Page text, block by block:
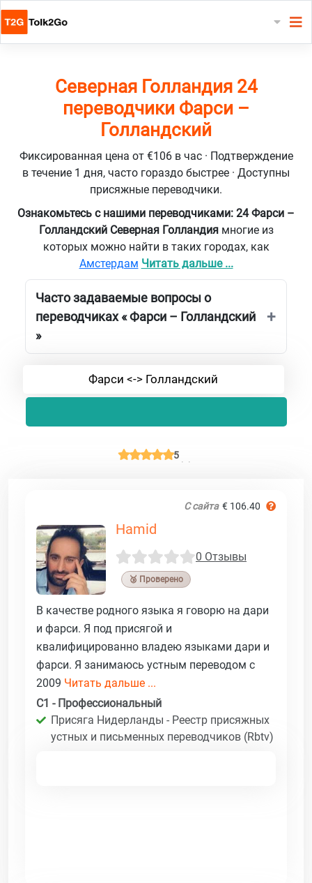
Северная Голландия 24
переводчики Фарси –
Голландский
Фиксированная цена от €106 в час · Подтверждение
в течение 1 дня, часто гораздо быстрее · Доступны
присяжные переводчики.
Ознакомьтесь с нашими переводчиками: 24 Фарси –
Голландский Северная Голландия многие из
которых можно найти в таких городах, как
Амстердам Читать дальше ...
Часто задаваемые вопросы о
переводчиках « Фарси – Голландский
»
Фарси <-> Голландский
5
С сайта € 106.40
Hamid
0 Отзывы
🥉 Проверено
В качестве родного языка я говорю на дари
и фарси. Я под присягой и
квалифицированно владею языками дари и
фарси. Я занимаюсь устным переводом с
2009 Читать дальше ...
C1 - Профессиональный
Присяга Нидерланды - Реестр присяжных
устных и письменных переводчиков (Rbtv)